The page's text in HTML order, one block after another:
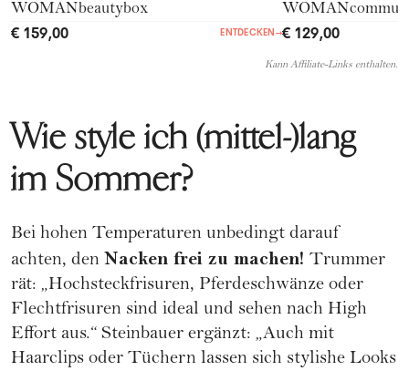
WOMANbeautybox
€ 159,00 ENTDECKEN →€ 129,00
Kann Affiliate-Links enthalten.
Wie style ich (mittel-)lang
im Sommer?
Bei hohen Temperaturen unbedingt darauf
achten, den Nacken frei zu machen! Trummer
rät: „Hochsteckfrisuren, Pferdeschwänze oder
Flechtfrisuren sind ideal und sehen nach High
Effort aus.“ Steinbauer ergänzt: „Auch mit
Haarclips oder Tüchern lassen sich stylishe Looks